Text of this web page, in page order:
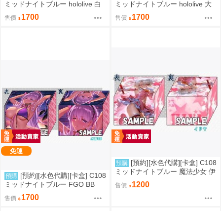
ミッドナイトブルー hololive 白
上フブキ
售價 1700
ミッドナイトブルー hololive 大
神ミオ
售價 1700
免運
預購 [預約][水色代購][卡盒] C108
ミッドナイトブルー FGO BB
售價 1700
預購 [預約][水色代購][卡盒] C108
ミッドナイトブルー 魔法少女 伊
售價 1200